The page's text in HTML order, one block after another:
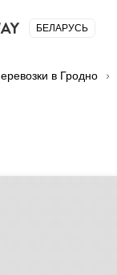
БЕЛАРУСЬ
в Гродно